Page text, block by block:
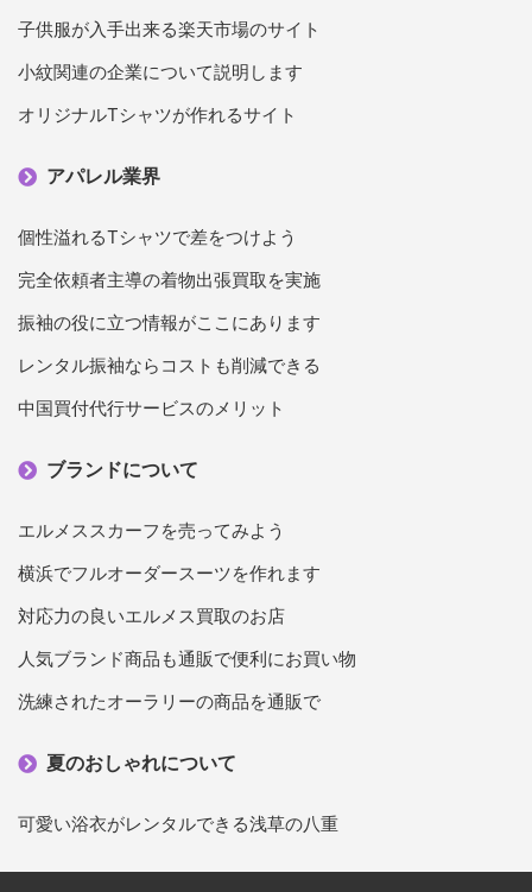
子供服が入手出来る楽天市場のサイト
小紋関連の企業について説明します
オリジナルTシャツが作れるサイト
アパレル業界
個性溢れるTシャツで差をつけよう
完全依頼者主導の着物出張買取を実施
振袖の役に立つ情報がここにあります
レンタル振袖ならコストも削減できる
中国買付代行サービスのメリット
ブランドについて
エルメススカーフを売ってみよう
横浜でフルオーダースーツを作れます
対応力の良いエルメス買取のお店
人気ブランド商品も通販で便利にお買い物
洗練されたオーラリーの商品を通販で
夏のおしゃれについて
可愛い浴衣がレンタルできる浅草の八重